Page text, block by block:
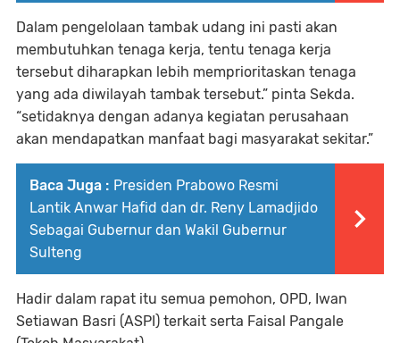
Dalam pengelolaan tambak udang ini pasti akan
membutuhkan tenaga kerja, tentu tenaga kerja
tersebut diharapkan lebih memprioritaskan tenaga
yang ada diwilayah tambak tersebut.” pinta Sekda.
“setidaknya dengan adanya kegiatan perusahaan
akan mendapatkan manfaat bagi masyarakat sekitar.”
Baca Juga : Presiden Prabowo Resmi
Lantik Anwar Hafid dan dr. Reny Lamadjido
Sebagai Gubernur dan Wakil Gubernur
Sulteng
Hadir dalam rapat itu semua pemohon, OPD, Iwan
Setiawan Basri (ASPI) terkait serta Faisal Pangale